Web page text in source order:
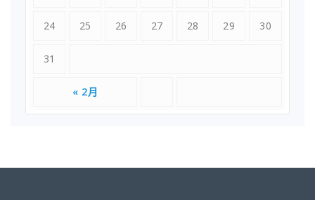
« 2月
24 25 26 27 28 29 30
31